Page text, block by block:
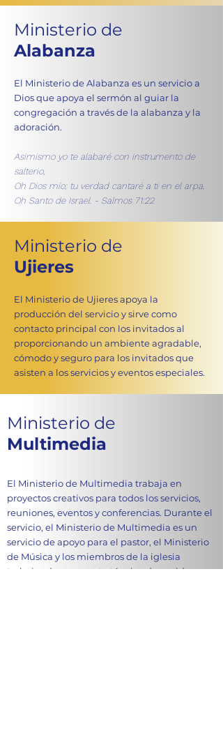
Ministerio de
Alabanza
El Ministerio de Alabanza es un servicio a
Dios que apoya el sermón al guiar la
congregación a través de la alabanza y la
adoración.
Asimismo yo te alabaré con instrumento de
salterio,
Oh Dios mío; tu verdad cantaré a ti en el arpa,
Oh Santo de Israel. - Salmos 71:22
Ministerio de
Ujieres
El Ministerio de Ujieres apoya la
producción del servicio y sirve como
contacto principal con los invitados al
proporcionando un ambiente agradable,
cómodo y seguro para los invitados que
asisten a los servicios y eventos especiales.
Ministerio de
Multimedia
El Ministerio de Multimedia trabaja en
proyectos creativos para todos los servicios,
reuniones, eventos y conferencias. Durante el
servicio, el Ministerio de Multimedia es un
servicio de apoyo para el pastor, el Ministerio
de Música y los miembros de la iglesia
trabajando en soporte técnico de sonido y